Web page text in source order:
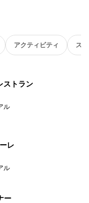
アクティビティ ス
ストラン
ル
レ
ル
ー